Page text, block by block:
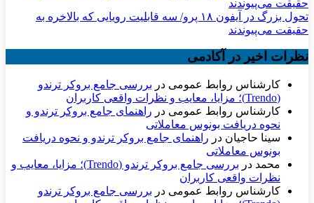
تحول بزرگ در آیفون ۱۸ پرو/ سه قابلیت رویایی که بالاخره به
حقیقت می‌پیوندند
نظرات اخیر در آکادمی
کارشناس روابط عمومی در بررسی جامع بروکر ترندو
(Trendo)؛ مزایا، معایب و نظرات واقعی کاربران
کارشناس روابط عمومی در راهنمای جامع بروکر ترندو و
نحوه دریافت بونوس معاملاتی
سینا حاجیان در راهنمای جامع بروکر ترندو و نحوه دریافت
بونوس معاملاتی
محمد در
بررسی جامع بروکر ترندو (Trendo)؛ مزایا، معایب و
نظرات واقعی کاربران
کارشناس روابط عمومی در بررسی جامع بروکر ترندو